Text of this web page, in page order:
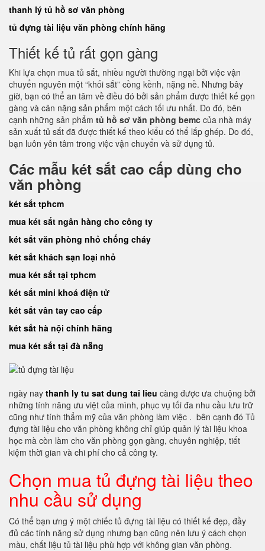
thanh lý tủ hồ sơ văn phòng
tủ đựng tài liệu văn phòng chính hãng
Thiết kế tủ rất gọn gàng
Khi lựa chọn mua tủ sắt, nhiều người thường ngại bởi việc vận
chuyển nguyên một “khối sắt” cồng kềnh, nặng nề. Nhưng bây
giờ, bạn có thể an tâm về điều đó bởi sản phẩm được thiết kế gọn
gàng và cân nặng sản phẩm một cách tối ưu nhất. Do đó, bên
cạnh những sản phẩm tủ hồ sơ văn phòng bemc của nhà máy
sản xuất tủ sắt đã được thiết kế theo kiểu có thể lắp ghép. Do đó,
bạn luôn yên tâm trong việc vận chuyển và sử dụng tủ.
Các mẫu két sắt cao cấp dùng cho
văn phòng
két sắt tphcm
mua két sắt ngân hàng cho công ty
két sắt văn phòng nhỏ chống cháy
két sắt khách sạn loại nhỏ
mua két sắt tại tphcm
két sắt mini khoá điện tử
két sắt vân tay cao cấp
két sắt hà nội chính hãng
mua két sắt tại đà nẵng
ngày nay thanh ly tu sat dung tai lieu càng được ưa chuộng bởi
những tính năng ưu việt của mình, phục vụ tối đa nhu cầu lưu trữ
cũng như tính thẩm mỹ của văn phòng làm việc . bên cạnh đó Tủ
đựng tài liệu cho văn phòng không chỉ giúp quản lý tài liệu khoa
học mà còn làm cho văn phòng gọn gàng, chuyên nghiệp, tiết
kiệm thời gian và chi phí cho cả công ty.
Chọn mua tủ đựng tài liệu theo
nhu cầu sử dụng
Có thể bạn ưng ý một chiếc tủ đựng tài liệu có thiết kế đẹp, đầy
đủ các tính năng sử dụng nhưng bạn cũng nên lưu ý cách chọn
màu, chất liệu tủ tài liệu phù hợp với không gian văn phòng.